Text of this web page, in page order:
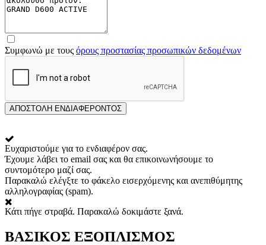
Συμφωνώ με τους όρους προστασίας προσωπικών δεδομένων
ΑΠΟΣΤΟΛΗ ΕΝΔΙΑΦΕΡΟΝΤΟΣ
Ευχαριστούμε για το ενδιαφέρον σας.
Έχουμε λάβει το email σας και θα επικοινωνήσουμε το
συντομότερο μαζί σας.
Παρακαλώ ελέγξτε το φάκελο εισερχόμενης και ανεπιθύμητης
αλληλογραφίας (spam).
Κάτι πήγε στραβά. Παρακαλώ δοκιμάστε ξανά.
ΒΑΣΙΚΟΣ ΕΞΟΠΛΙΣΜΟΣ